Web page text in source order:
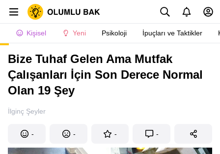
Kişisel Yeni Psikoloji İpuçları ve Taktikler
Bize Tuhaf Gelen Ama Mutfak
Çalışanları İçin Son Derece Normal
Olan 19 Şey
İlginç Şeyler
- - - -